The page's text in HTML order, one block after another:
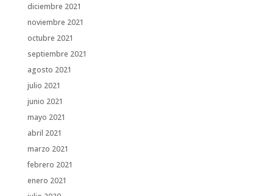
diciembre 2021
noviembre 2021
octubre 2021
septiembre 2021
agosto 2021
julio 2021
junio 2021
mayo 2021
abril 2021
marzo 2021
febrero 2021
enero 2021